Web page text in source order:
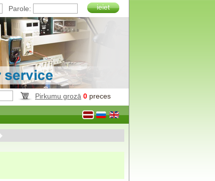
Parole: ieiet
Pirkumu grozā 0 preces